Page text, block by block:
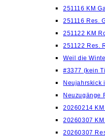
251116 KM
251116 Res.
251122 KM
251122 Res.
Weil die
#3377 (kein
Neujahrskick
Neuzugänge
20260214
20260307
20260307